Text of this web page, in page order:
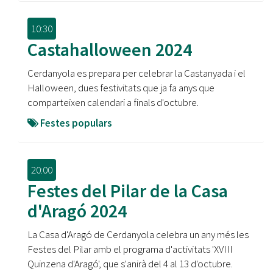
10:30
Castahalloween 2024
Cerdanyola es prepara per celebrar la Castanyada i el
Halloween, dues festivitats que ja fa anys que
comparteixen calendari a finals d'octubre.
Festes populars
20:00
Festes del Pilar de la Casa
d'Aragó 2024
La Casa d'Aragó de Cerdanyola celebra un any més les
Festes del Pilar amb el programa d'activitats 'XVIII
Quinzena d'Aragó', que s'anirà del 4 al 13 d'octubre.